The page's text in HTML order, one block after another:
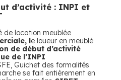
d’activité : INPI et
de location meublée
le loueur en meublé
de début d’activité
de l’INPI
Guichet des formalités
se fait entièrement en